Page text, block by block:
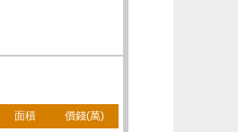
面積 價錢(萬)